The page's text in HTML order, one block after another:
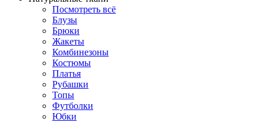
Посмотреть всё
Блузы
Брюки
Жакеты
Комбинезоны
Костюмы
Платья
Рубашки
Топы
Футболки
Юбки